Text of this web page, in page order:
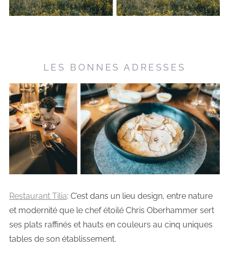
LES BONNES ADRESSES
Restaurant Tilia: C’est dans un lieu design, entre nature
et modernité que le chef étoilé Chris Oberhammer sert
ses plats raffinés et hauts en couleurs au cinq uniques
tables de son établissement.